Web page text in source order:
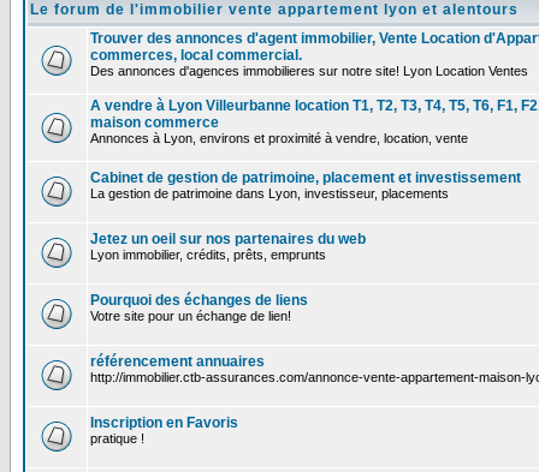
Le forum de l'immobilier vente appartement lyon et alentours
Trouver des annonces d'agent immobilier, Vente Location
commerces, local commercial.
Des annonces d'agences immobilieres sur notre site! Lyon Location Ventes
A vendre à Lyon Villeurbanne location T1, T2, T3, T4, T5, T6, F1,
maison commerce
Annonces à Lyon, environs et proximité à vendre, location, vente
Cabinet de gestion de patrimoine, placement et investissement
La gestion de patrimoine dans Lyon, investisseur, placements
Jetez un oeil sur nos partenaires du web
Lyon immobilier, crédits, prêts, emprunts
Pourquoi des échanges de liens
Votre site pour un échange de lien!
référencement annuaires
http://immobilier.ctb-assurances.com/annonce-vente-appartement-maison-
Inscription en Favoris
pratique !